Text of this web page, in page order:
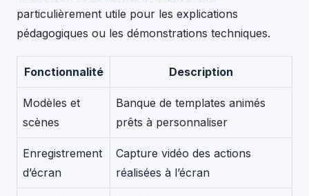
particulièrement utile pour les explications
pédagogiques ou les démonstrations techniques.
Fonctionnalité Description
Modèles et
scènes
Banque de templates animés
prêts à personnaliser
Enregistrement
d’écran
Capture vidéo des actions
réalisées à l’écran